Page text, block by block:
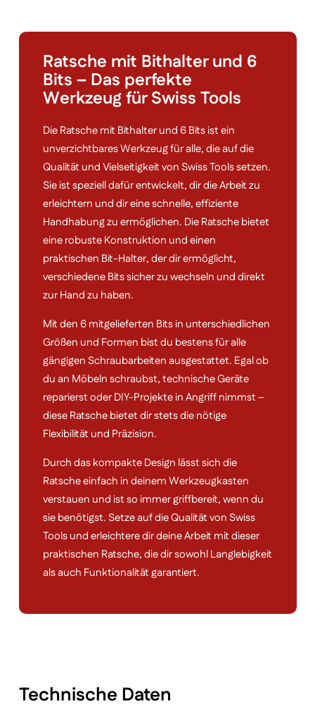
Ratsche mit Bithalter und 6
Bits – Das perfekte
Werkzeug für Swiss Tools
Die Ratsche mit Bithalter und 6 Bits ist ein
unverzichtbares Werkzeug für alle, die auf die
Qualität und Vielseitigkeit von Swiss Tools setzen.
Sie ist speziell dafür entwickelt, dir die Arbeit zu
erleichtern und dir eine schnelle, effiziente
Handhabung zu ermöglichen. Die Ratsche bietet
eine robuste Konstruktion und einen
praktischen Bit-Halter, der dir ermöglicht,
verschiedene Bits sicher zu wechseln und direkt
zur Hand zu haben.
Mit den 6 mitgelieferten Bits in unterschiedlichen
Größen und Formen bist du bestens für alle
gängigen Schraubarbeiten ausgestattet. Egal ob
du an Möbeln schraubst, technische Geräte
reparierst oder DIY-Projekte in Angriff nimmst –
diese Ratsche bietet dir stets die nötige
Flexibilität und Präzision.
Durch das kompakte Design lässt sich die
Ratsche einfach in deinem Werkzeugkasten
verstauen und ist so immer griffbereit, wenn du
sie benötigst. Setze auf die Qualität von Swiss
Tools und erleichtere dir deine Arbeit mit dieser
praktischen Ratsche, die dir sowohl Langlebigkeit
als auch Funktionalität garantiert.
Technische Daten